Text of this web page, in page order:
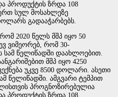
პროდუქტის ზრდა 108
სულ მოსახლეზე
გადააჭარბებს.
2020 წელს მშპ იყო 50
ვიმეორებ, რომ 30-
სამ წელიწადში დაახლოებით.
მშპ იყო 4250
უკვე 8500 დოლარი. ასეთი
წელიწადში. ამგვარი ტემპით
პროგნოზირებულია
პროდუქტის ზრდა 108